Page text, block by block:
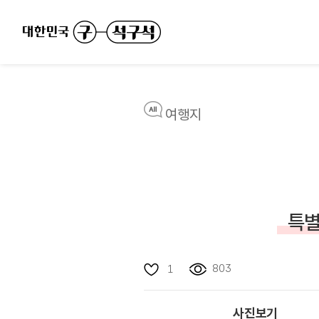
여행지
특
1 803
사진보기